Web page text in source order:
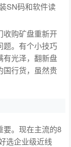
SN码和软件读
收购矿盘重新开
题。有个小技巧
有光泽，翻新盘
国行货，虽然贵
要。现在主流的8
选企业级近线